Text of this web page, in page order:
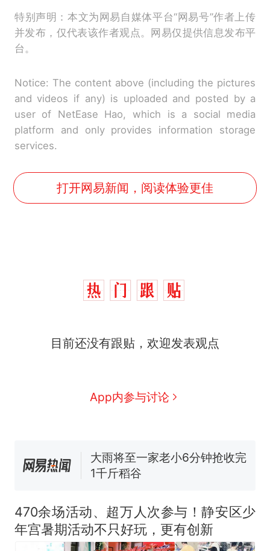
特别声明：本文为网易自媒体平台“网易号”作者上传
并发布，仅代表该作者观点。网易仅提供信息发布平
台。
Notice: The content above (including the pictures
and videos if any) is uploaded and posted by a
user of NetEase Hao, which is a social media
platform and only provides information storage
services.
打开网易新闻，阅读体验更佳
目前还没有跟贴，欢迎发表观点
App内参与讨论
全部作废，公平么？
全球唯一没有法定首都的国
国大使骑行绕了几乎整个国境
线一圈，还曾两次到中国寻根
5万的小车卖不动，40万以上
的抢着买
空调24小时开着反而更省电？
1千斤稻谷
热 十多万人报名的考试，成绩
全部作废，公平么？
470余场活动、超万人次参与！静安区少
年宫暑期活动不只好玩，更有创新